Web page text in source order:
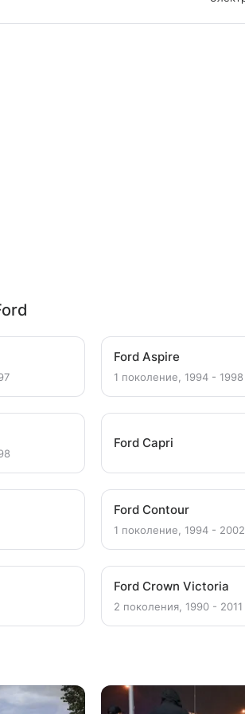
Ford Aspire
1 поколение, 1994 - 1998
Ford Capri
Ford Contour
1 поколение, 1994 - 2002
Ford Crown Victoria
2 поколения, 1990 - 2011